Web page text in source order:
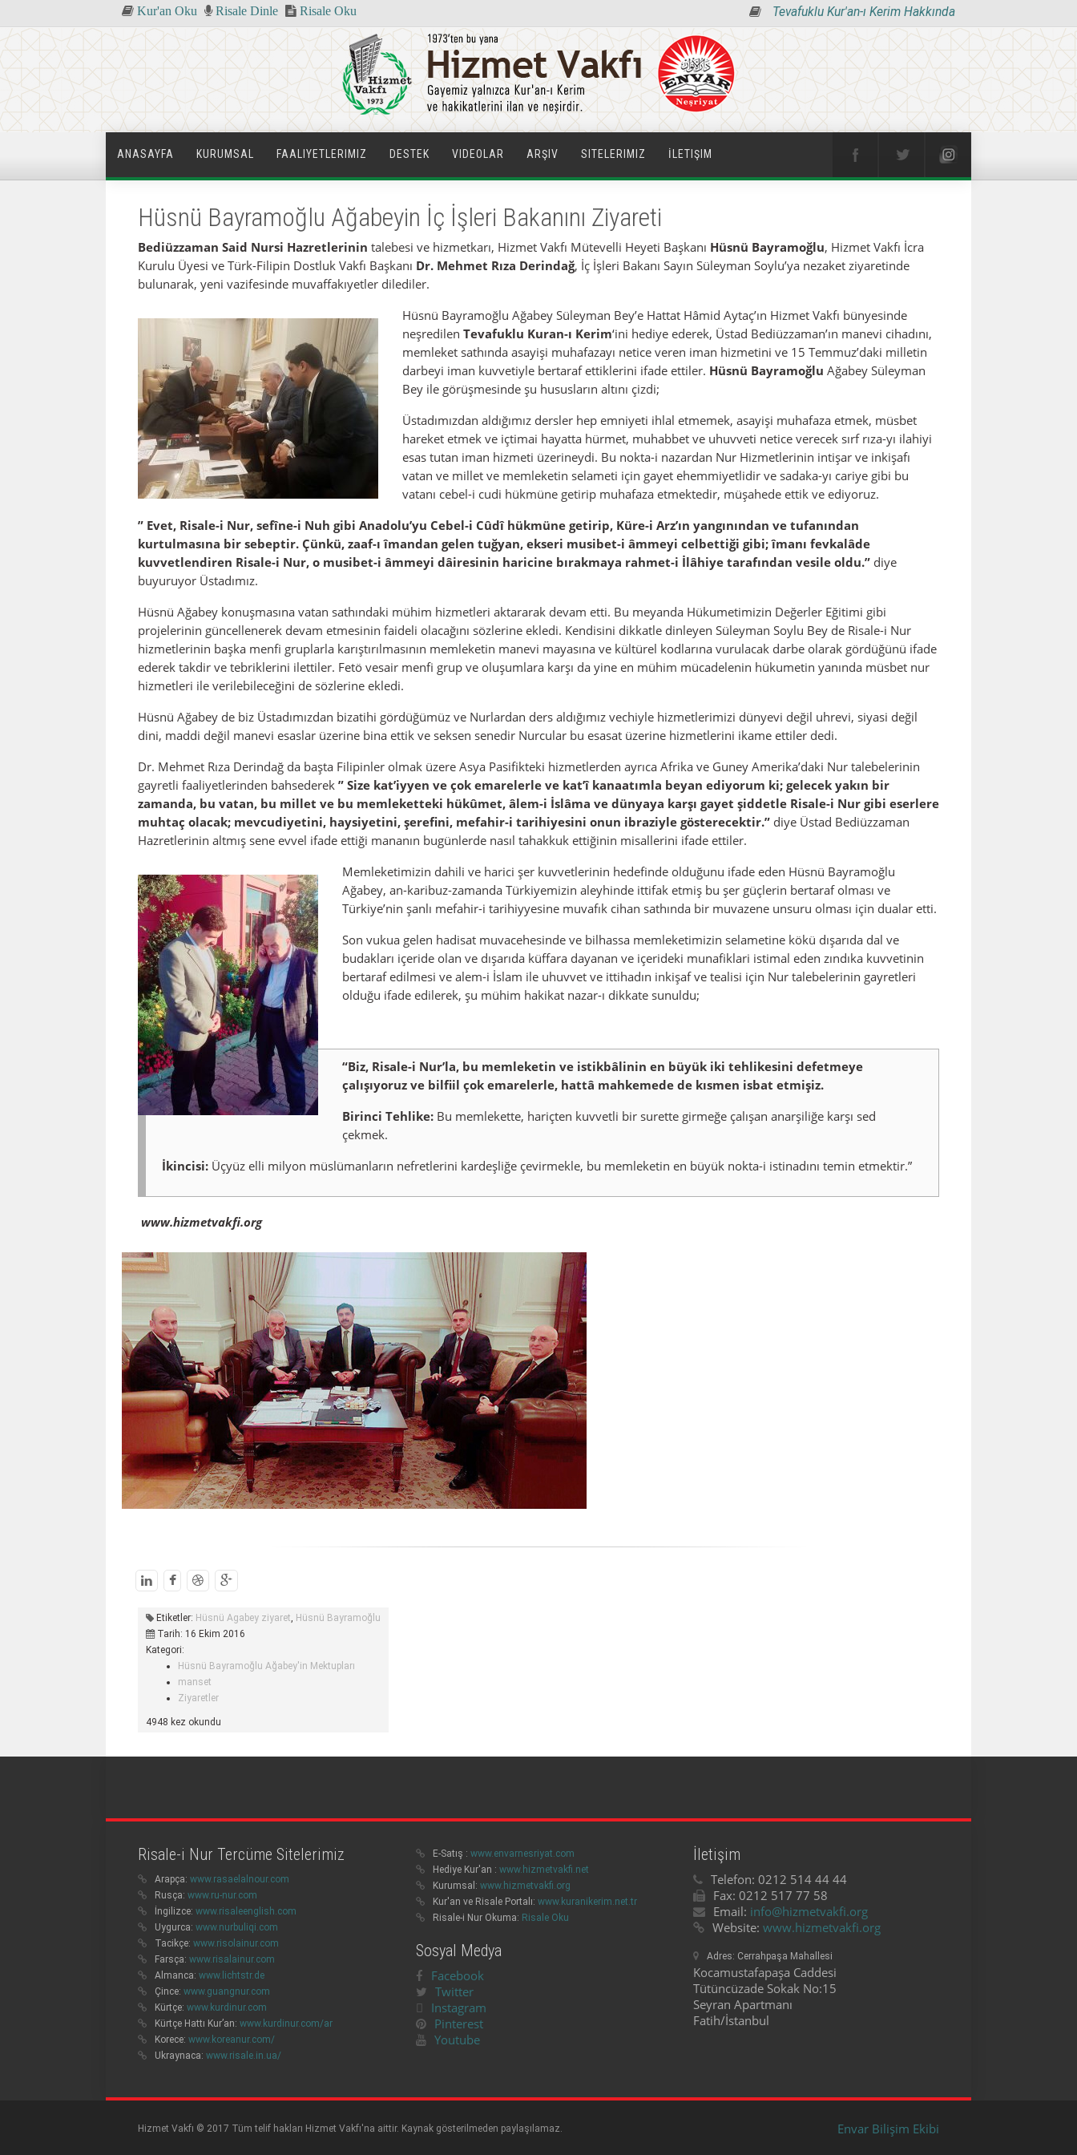
Kur'an Oku Risale Dinle Risale Oku Tevafuklu Kur'an-ı Kerim Hakkında
ANASAYFA KURUMSAL FAALIYETLERIMIZ DESTEK VIDEOLAR ARŞIV SITELERIMIZ İLETIŞIM
Hüsnü Bayramoğlu Ağabeyin İç İşleri Bakanını Ziyareti
Bediüzzaman Said Nursi Hazretlerinin talebesi ve hizmetkarı, Hizmet Vakfı Mütevelli Heyeti Başkanı Hüsnü Bayramoğlu, Hizmet Vakfı İcra
Kurulu Üyesi ve Türk-Filipin Dostluk Vakfı Başkanı Dr. Mehmet Rıza Derindağ, İç İşleri Bakanı Sayın Süleyman Soylu’ya nezaket ziyaretinde
bulunarak, yeni vazifesinde muvaffakıyetler dilediler.
Hüsnü Bayramoğlu Ağabey Süleyman Bey’e Hattat Hâmid Aytaç’ın Hizmet Vakfı bünyesinde
neşredilen Tevafuklu Kuran-ı Kerim‘ini hediye ederek, Üstad Bediüzzaman’ın manevi cihadını,
memleket sathında asayişi muhafazayı netice veren iman hizmetini ve 15 Temmuz’daki milletin
darbeyi iman kuvvetiyle bertaraf ettiklerini ifade ettiler. Hüsnü Bayramoğlu Ağabey Süleyman
Bey ile görüşmesinde şu hususların altını çizdi;
Üstadımızdan aldığımız dersler hep emniyeti ihlal etmemek, asayişi muhafaza etmek, müsbet
hareket etmek ve içtimai hayatta hürmet, muhabbet ve uhuvveti netice verecek sırf rıza-yı ilahiyi
esas tutan iman hizmeti üzerineydi. Bu nokta-i nazardan Nur Hizmetlerinin intişar ve inkişafı
vatan ve millet ve memleketin selameti için gayet ehemmiyetlidir ve sadaka-yı cariye gibi bu
vatanı cebel-i cudi hükmüne getirip muhafaza etmektedir, müşahede ettik ve ediyoruz.
” Evet, Risale-i Nur, sefîne-i Nuh gibi Anadolu’yu Cebel-i Cûdî hükmüne getirip, Küre-i Arz’ın yangınından ve tufanından
kurtulmasına bir sebeptir. Çünkü, zaaf-ı îmandan gelen tuğyan, ekseri musibet-i âmmeyi celbettiği gibi; îmanı fevkalâde
kuvvetlendiren Risale-i Nur, o musibet-i âmmeyi dâiresinin haricine bırakmaya rahmet-i İlâhiye tarafından vesile oldu.” diye
buyuruyor Üstadımız.
Hüsnü Ağabey konuşmasına vatan sathındaki mühim hizmetleri aktararak devam etti. Bu meyanda Hükumetimizin Değerler Eğitimi gibi
projelerinin güncellenerek devam etmesinin faideli olacağını sözlerine ekledi. Kendisini dikkatle dinleyen Süleyman Soylu Bey de Risale-i Nur
hizmetlerinin başka menfi gruplarla karıştırılmasının memleketin manevi mayasına ve kültürel kodlarına vurulacak darbe olarak gördüğünü ifade
ederek takdir ve tebriklerini ilettiler. Fetö vesair menfi grup ve oluşumlara karşı da yine en mühim mücadelenin hükumetin yanında müsbet nur
hizmetleri ile verilebileceğini de sözlerine ekledi.
Hüsnü Ağabey de biz Üstadımızdan bizatihi gördüğümüz ve Nurlardan ders aldığımız vechiyle hizmetlerimizi dünyevi değil uhrevi, siyasi değil
dini, maddi değil manevi esaslar üzerine bina ettik ve seksen senedir Nurcular bu esasat üzerine hizmetlerini ikame ettiler dedi.
Dr. Mehmet Rıza Derindağ da başta Filipinler olmak üzere Asya Pasifikteki hizmetlerden ayrıca Afrika ve Guney Amerika’daki Nur talebelerinin
gayretli faaliyetlerinden bahsederek ” Size kat’iyyen ve çok emarelerle ve kat’î kanaatımla beyan ediyorum ki; gelecek yakın bir
zamanda, bu vatan, bu millet ve bu memleketteki hükûmet, âlem-i İslâma ve dünyaya karşı gayet şiddetle Risale-i Nur gibi eserlere
muhtaç olacak; mevcudiyetini, haysiyetini, şerefini, mefahir-i tarihiyesini onun ibraziyle gösterecektir.” diye Üstad Bediüzzaman
Hazretlerinin altmış sene evvel ifade ettiği mananın bugünlerde nasıl tahakkuk ettiğinin misallerini ifade ettiler.
Memleketimizin dahili ve harici şer kuvvetlerinin hedefinde olduğunu ifade eden Hüsnü Bayramoğlu
Ağabey, an-karibuz-zamanda Türkiyemizin aleyhinde ittifak etmiş bu şer güçlerin bertaraf olması ve
Türkiye’nin şanlı mefahir-i tarihiyyesine muvafık cihan sathında bir muvazene unsuru olması için dualar etti.
Son vukua gelen hadisat muvacehesinde ve bilhassa memleketimizin selametine kökü dışarıda dal ve
budakları içeride olan ve dışarıda küffara dayanan ve içerideki munafiklari istimal eden zındıka kuvvetinin
bertaraf edilmesi ve alem-i İslam ile uhuvvet ve ittihadın inkişaf ve tealisi için Nur talebelerinin gayretleri
olduğu ifade edilerek, şu mühim hakikat nazar-ı dikkate sunuldu;
“Biz, Risale-i Nur’la, bu memleketin ve istikbâlinin en büyük iki tehlikesini defetmeye
çalışıyoruz ve bilfiil çok emarelerle, hattâ mahkemede de kısmen isbat etmişiz.
Birinci Tehlike: Bu memlekette, hariçten kuvvetli bir surette girmeğe çalışan anarşiliğe karşı sed
çekmek.
İkincisi: Üçyüz elli milyon müslümanların nefretlerini kardeşliğe çevirmekle, bu memleketin en büyük nokta-i istinadını temin etmektir.”
www.hizmetvakfi.org
Etiketler: Hüsnü Agabey ziyaret, Hüsnü Bayramoğlu
Tarih: 16 Ekim 2016
Kategori:
Hüsnü Bayramoğlu Ağabey'in Mektupları
manset
Ziyaretler
4948 kez okundu
Risale-i Nur Tercüme Sitelerimiz
Arapça: www.rasaelalnour.com
Rusça: www.ru-nur.com
İngilizce: www.risaleenglish.com
Uygurca: www.nurbuliqi.com
Tacikçe: www.risolainur.com
Farsça: www.risalainur.com
Almanca: www.lichtstr.de
Çince: www.guangnur.com
Kürtçe: www.kurdinur.com
Kürtçe Hattı Kur’an: www.kurdinur.com/ar
Korece: www.koreanur.com/
Ukraynaca: www.risale.in.ua/
E-Satış : www.envarnesriyat.com
Hediye Kur'an : www.hizmetvakfi.net
Kurumsal: www.hizmetvakfi.org
Kur'an ve Risale Portalı: www.kuranikerim.net.tr
Risale-i Nur Okuma: Risale Oku
Sosyal Medya
Facebook
Twitter
Instagram
Pinterest
Youtube
İletişim
Telefon:0212 514 44 44
Fax:0212 517 77 58
Email: info@hizmetvakfi.org
Website:www.hizmetvakfi.org
Adres: Cerrahpaşa Mahallesi
Kocamustafapaşa Caddesi
Tütüncüzade Sokak No:15
Seyran Apartmanı
Fatih/İstanbul
Hizmet Vakfı © 2017 Tüm telif hakları Hizmet Vakfı'na aittir. Kaynak gösterilmeden paylaşılamaz. Envar Bilişim Ekibi